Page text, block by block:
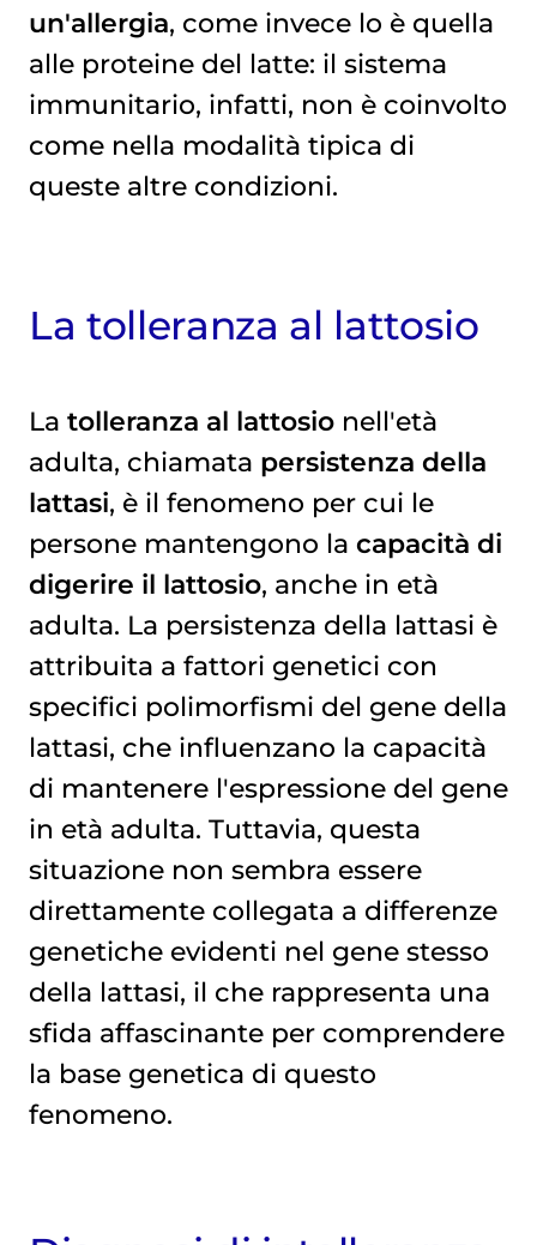
un'allergia, come invece lo è quella
alle proteine del latte: il sistema
immunitario, infatti, non è coinvolto
come nella modalità tipica di
queste altre condizioni.
La tolleranza al lattosio
La tolleranza al lattosionell'età
adulta, chiamata persistenza della
lattasi, è il fenomeno per cui le
persone mantengono la capacità di
digerire il lattosio, anche in età
adulta. La persistenza della lattasi è
attribuita a fattori genetici con
specifici polimorfismi del gene della
lattasi, che influenzano la capacità
di mantenere l'espressione del gene
in età adulta. Tuttavia, questa
situazione non sembra essere
direttamente collegata a differenze
genetiche evidenti nel gene stesso
della lattasi, il che rappresenta una
sfida affascinante per comprendere
la base genetica di questo
fenomeno.